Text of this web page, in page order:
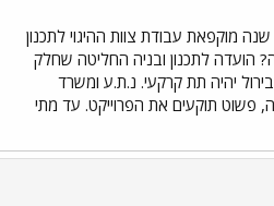
מוקפאת עבודת צוות ההיגוי לתכנון
הועדה לתכנון ובניה החליטה שחלק
יהיה תת קרקעי. נ.ת.ע ומשרד
תוקעים את הפרוייקט. עד מתי